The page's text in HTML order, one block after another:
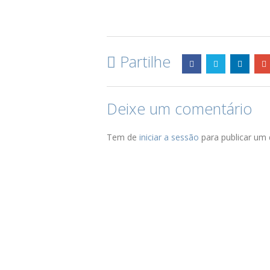
Partilhe
Deixe um comentário
Tem de iniciar a sessão para publicar um